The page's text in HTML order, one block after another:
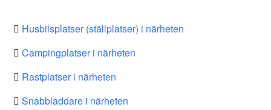
Husbilsplatser (ställplatser) i närheten
Campingplatser i närheten
Rastplatser i närheten
Snabbladdare i närheten